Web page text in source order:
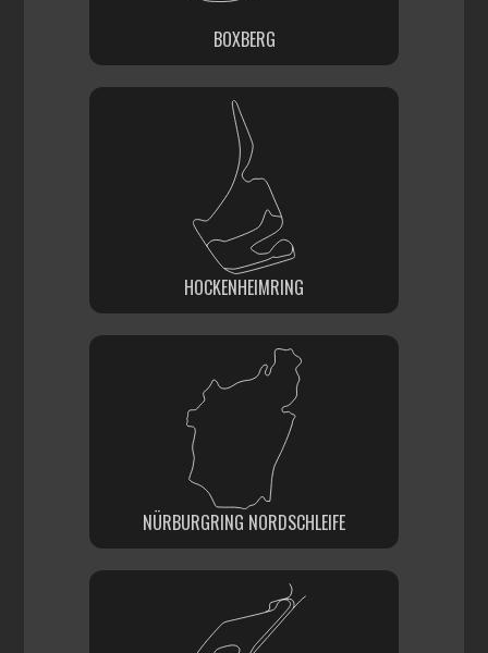
BOXBERG
HOCKENHEIMRING
NÜRBURGRING NORDSCHLEIFE